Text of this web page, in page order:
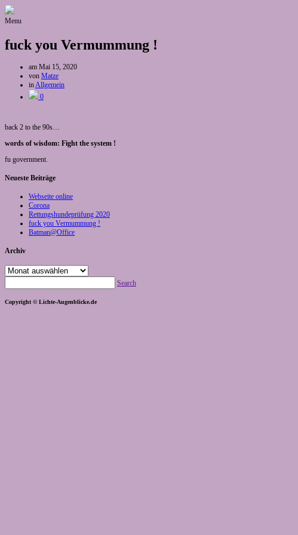
Menu
fuck you Vermummung !
am Mai 15, 2020
von Matze
in Allgemein
0
back 2 to the 90s…
words of wisdom: Fight the system !
fu government.
Neueste Beiträge
Webseite online
Corona
Rettungshundeprüfung 2020
fuck you Vermummung !
Batman@Office
Archiv
Archiv
Search
Copyright © Lichte-Augenblicke.de